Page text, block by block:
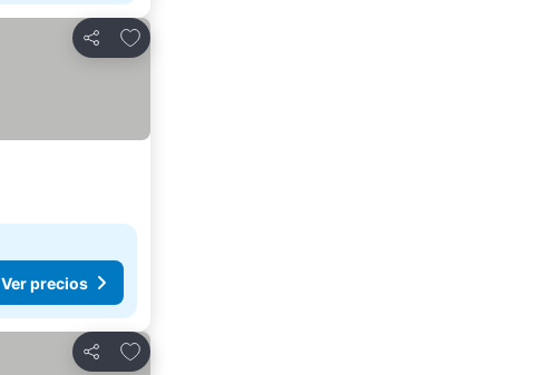
Compartir
Añadir a favoritos
Ver precios
Compartir
Añadir a favoritos